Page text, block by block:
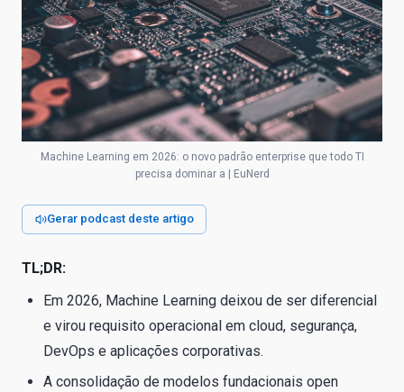
Machine Learning em 2026: o novo padrão enterprise que todo TI
precisa dominar a | EuNerd
Gerar podcast deste artigo
TL;DR:
Em 2026, Machine Learning deixou de ser diferencial
e virou requisito operacional em cloud, segurança,
DevOps e aplicações corporativas.
A consolidação de modelos fundacionais open